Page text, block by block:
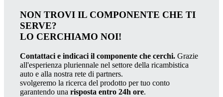
NON TROVI IL COMPONENTE CHE TI
SERVE?
LO CERCHIAMO NOI!
Contattaci e indicaci il componente che cerchi. Grazie
all'esperienza pluriennale nel settore della ricambistica
auto e alla nostra rete di partners.
svolgeremo la ricerca del prodotto per tuo conto
garantendo una risposta entro 24h ore.